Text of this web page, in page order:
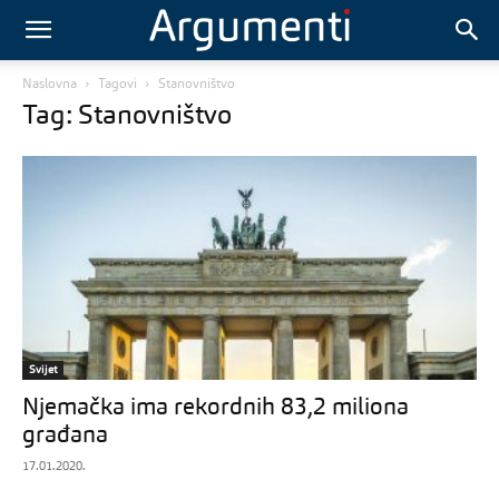
Naslovna Tagovi Stanovništvo
Tag: Stanovništvo
Svijet
Njemačka ima rekordnih 83,2 miliona
građana
17.01.2020.